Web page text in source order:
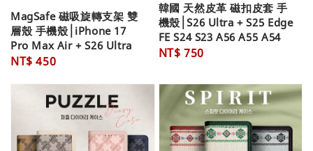
MagSafe 磁吸旋轉支架 雙
層殼 手機殼│iPhone 17
Pro Max Air + S26 Ultra
Regular
NT$ 450
韓國 天然皮革 磁扣皮套 手
機殼│S26 Ultra + S25 Edge
FE S24 S23 A56 A55 A54
Regular
NT$ 750